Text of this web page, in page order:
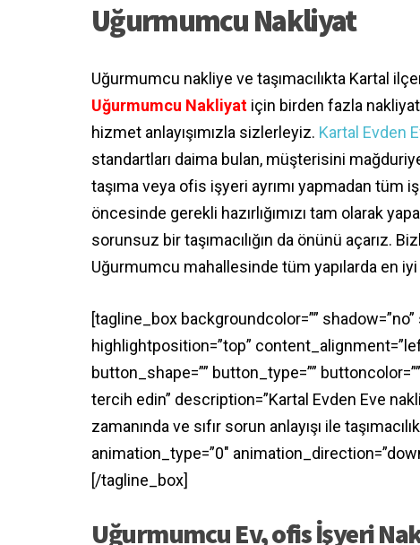
Uğurmumcu Nakliyat
Uğurmumcu nakliye ve taşımacılıkta Kartal
Uğurmumcu Nakliyat için birden fazla nakliyat
hizmet anlayışımızla sizlerleyiz. Kartal Evden
standartları daima bulan, müşterisini
taşıma veya ofis işyeri ayrımı yapmadan
öncesinde gerekli hazırlığımızı tam olarak
sorunsuz bir taşımacılığın da önünü açarız.
Uğurmumcu mahallesinde tüm yapılarda en
[tagline_box backgroundcolor=””
highlightposition=”top”
button_shape=”” button_type=””
tercih edin” description=”Kartal Evden Eve
zamanında ve sıfır sorun anlayışı ile
animation_type=”0″
[/tagline_box]
Uğurmumcu Ev, ofis İşyeri